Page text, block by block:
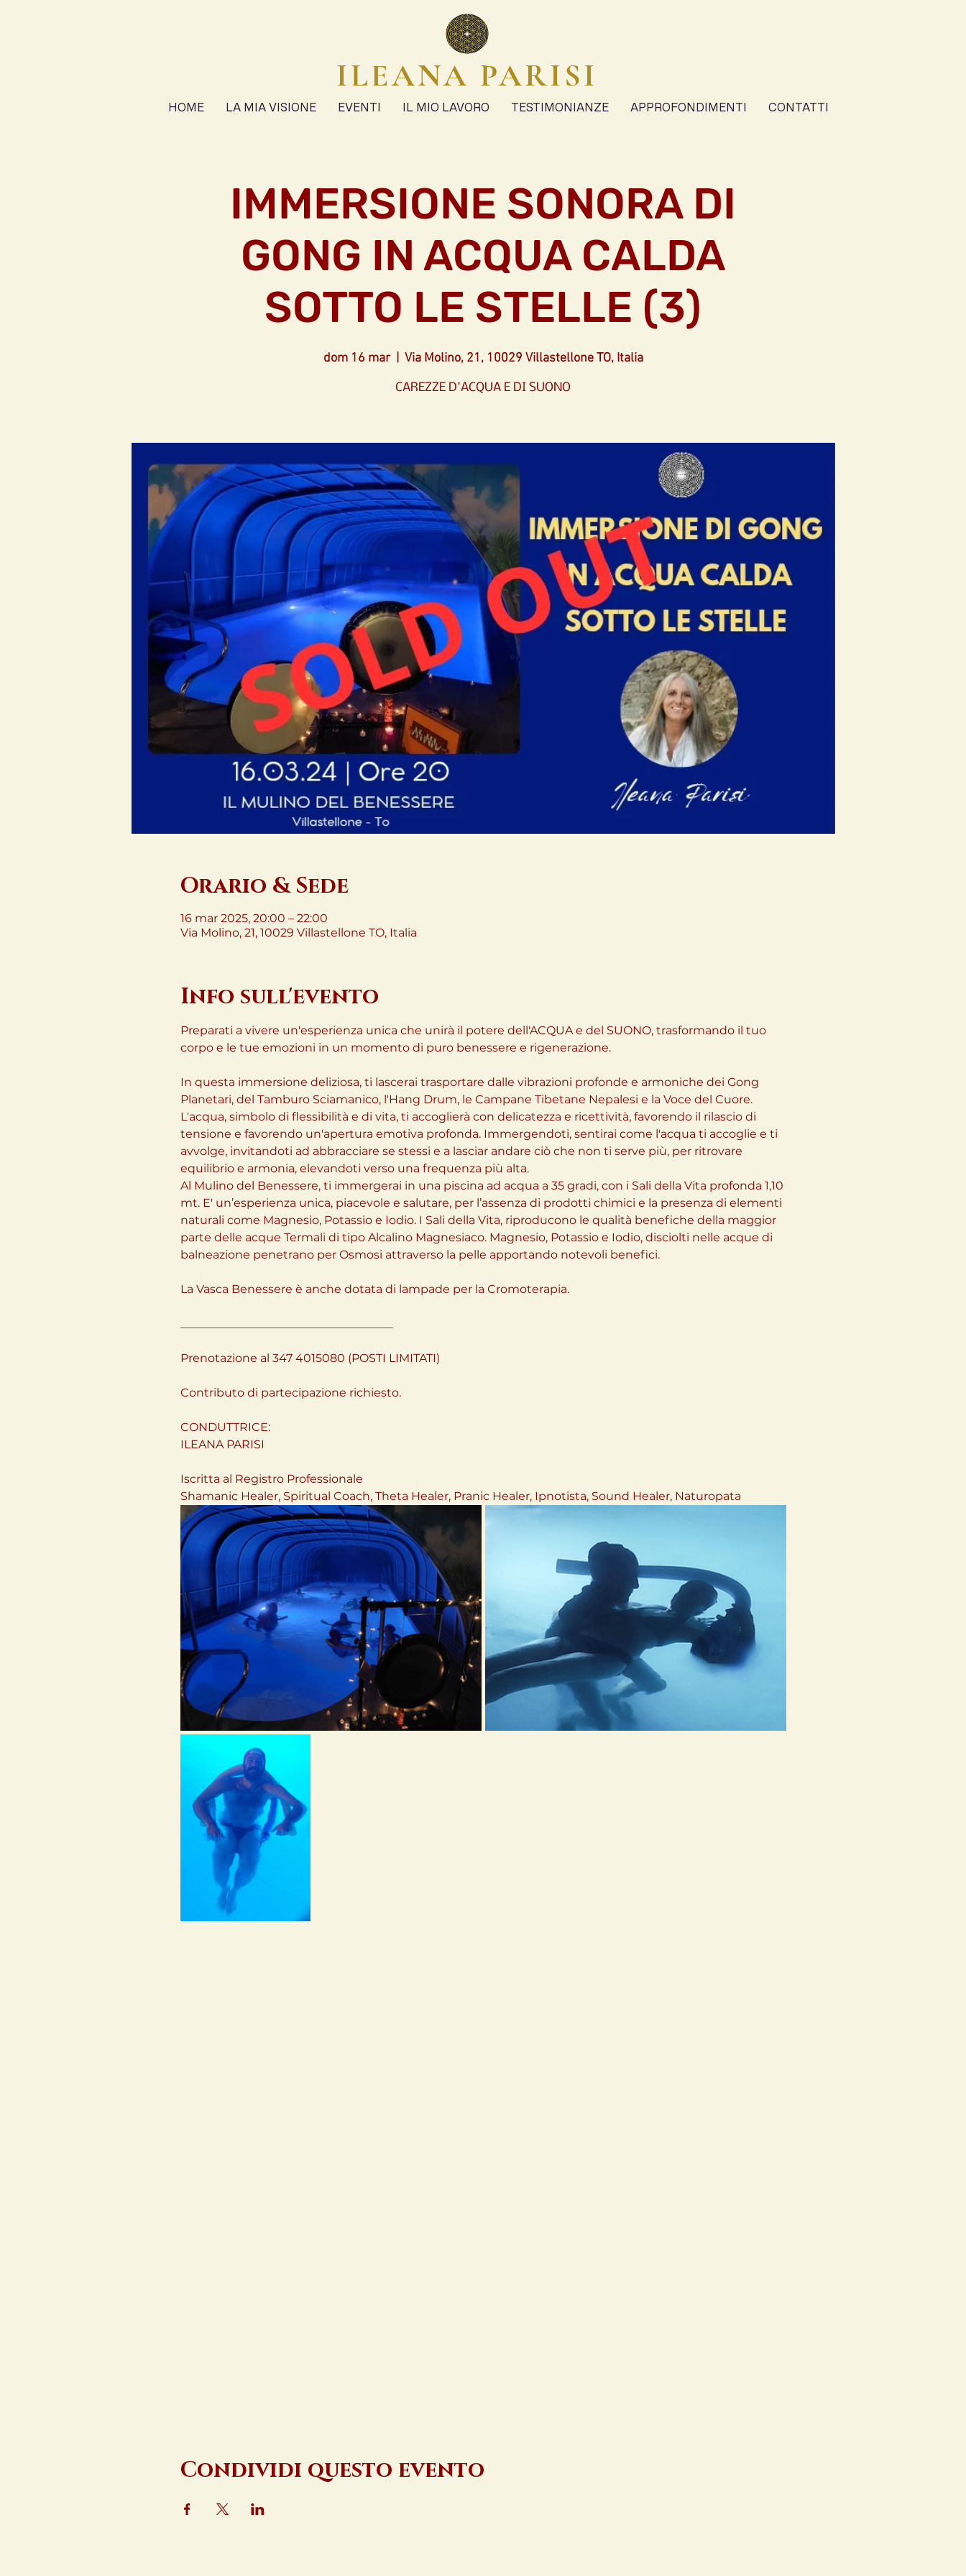
ILEANA PARISI
HOME LA MIA VISIONE EVENTI IL MIO LAVORO TESTIMONIANZE APPROFONDIMENTI CONTATTI
IMMERSIONE SONORA DI
GONG IN ACQUA CALDA
SOTTO LE STELLE (3)
dom 16 mar
  |
Via Molino, 21, 10029 Villastellone TO, Italia
CAREZZE D'ACQUA E DI SUONO
Orario & Sede
16 mar 2025, 20:00 – 22:00
Via Molino, 21, 10029 Villastellone TO, Italia
Info sull'evento
Preparati a vivere un'esperienza unica che unirà il potere dell'ACQUA e del SUONO, trasformando il tuo
corpo e le tue emozioni in un momento di puro benessere e rigenerazione.
In questa immersione deliziosa, ti lascerai trasportare dalle vibrazioni profonde e armoniche dei Gong
Planetari, del Tamburo Sciamanico, l'Hang Drum, le Campane Tibetane Nepalesi e la Voce del Cuore.
L'acqua, simbolo di flessibilità e di vita, ti accoglierà con delicatezza e ricettività, favorendo il rilascio di
tensione e favorendo un'apertura emotiva profonda. Immergendoti, sentirai come l'acqua ti accoglie e ti
avvolge, invitandoti ad abbracciare se stessi e a lasciar andare ciò che non ti serve più, per ritrovare
equilibrio e armonia, elevandoti verso una frequenza più alta.
Al Mulino del Benessere, ti immergerai in una piscina ad acqua a 35 gradi, con i Sali della Vita profonda 1,10
mt. E' un’esperienza unica, piacevole e salutare, per l’assenza di prodotti chimici e la presenza di elementi
naturali come Magnesio, Potassio e Iodio. I Sali della Vita, riproducono le qualità benefiche della maggior
parte delle acque Termali di tipo Alcalino Magnesiaco. Magnesio, Potassio e Iodio, disciolti nelle acque di
balneazione penetrano per Osmosi attraverso la pelle apportando notevoli benefici.
La Vasca Benessere è anche dotata di lampade per la Cromoterapia.
Prenotazione al 347 4015080 (POSTI LIMITATI)
Contributo di partecipazione richiesto.
CONDUTTRICE:
ILEANA PARISI
Iscritta al Registro Professionale
Shamanic Healer, Spiritual Coach, Theta Healer, Pranic Healer, Ipnotista, Sound Healer, Naturopata
Condividi questo evento